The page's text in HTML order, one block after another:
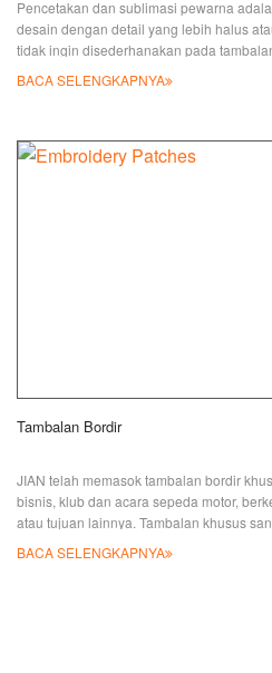
Pencetakan dan sublimasi pewarna
desain dengan detail yang lebih halus
tidak ingin disederhanakan pada
lebih dari 30 tahun. Kami tahu betul
BACA SELENGKAPNYA
Tambalan Bordir
JIAN telah memasok tambalan bordir
bisnis, klub dan acara sepeda motor,
atau tujuan lainnya. Tambalan khusus
dan memiliki pengalaman yang kaya
BACA SELENGKAPNYA